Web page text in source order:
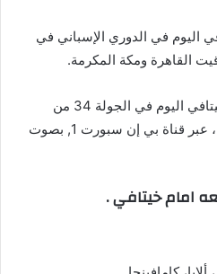
اليوم في الدوري الإسباني في
القاهرة ومكة المكرمة.
بينما تذاع مباراة ريال مدريد وخيتافي اليوم في الجولة 34 من
مسابقة الدوري الاسباني 2023، عبر قناة بي إن سبورت 1, بصوت
امام خيتافي .